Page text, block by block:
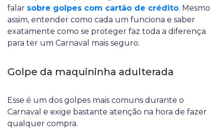
falar sobre golpes com cartão de crédito. Mesmo
assim, entender como cada um funciona e saber
exatamente como se proteger faz toda a diferença
para ter um Carnaval mais seguro.
Golpe da maquininha adulterada
Esse é um dos golpes mais comuns durante o
Carnaval e exige bastante atenção na hora de fazer
qualquer compra.